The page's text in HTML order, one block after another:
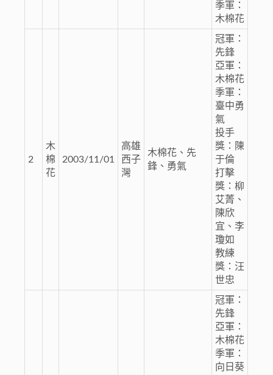
季軍：
木棉花
2
木
棉
花
2003/11/01
高雄
西子
灣
木棉花、先
鋒、勇氣
冠軍：
先鋒
亞軍：
木棉花
季軍：
臺中勇
氣
投手
獎：陳
于倫
打擊
獎：柳
艾菁、
陳欣
宜、李
瓊如
教練
獎：汪
世忠
冠軍：
先鋒
亞軍：
木棉花
季軍：
向日葵